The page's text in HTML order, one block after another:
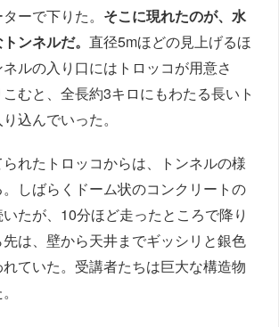
ーで下りた。 そこに現れたのが、水
ンネルだ。直径5mほどの見上げるほ
ルの入り口にはトロッコが用意さ
むと、全長約3キロにもわたる長いト
込んでいった。
れたトロッコからは、トンネルの様
しばらくドーム状のコンクリートの
たが、10分ほど走ったところで降り
は、壁から天井までギッシリと銀色
ていた。受講者たちは巨大な構造物